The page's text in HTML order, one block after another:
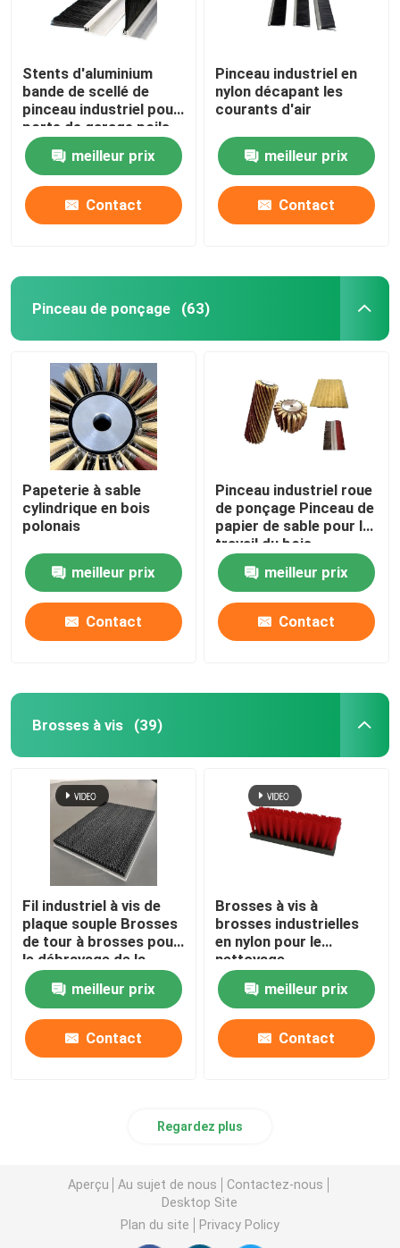
Stents d'aluminium
bande de scellé de
pinceau industriel pour
porte de garage poils
de nylon
meilleur prix
Contact
Pinceau industriel en
nylon décapant les
courants d'air
meilleur prix
Contact
Pinceau de ponçage (63)
Papeterie à sable
cylindrique en bois
polonais
meilleur prix
Contact
Pinceau industriel roue
de ponçage Pinceau de
papier de sable pour le
travail du bois
meilleur prix
Contact
Brosses à vis (39)
Fil industriel à vis de
plaque souple Brosses
de tour à brosses pour
le débrayage de la
machine CNC
meilleur prix
Contact
Brosses à vis à
brosses industrielles
en nylon pour le
nettoyage
meilleur prix
Contact
Regardez plus
Aperçu Au sujet de nous
Contactez-nous
Desktop Site
Plan du site
Privacy Policy